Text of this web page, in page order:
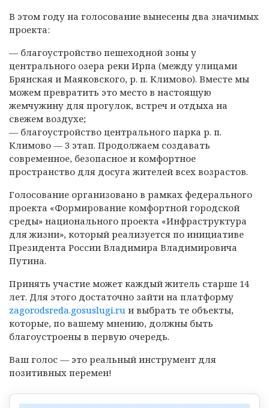
В этом году на голосование вынесены два значимых
проекта:
— благоустройство пешеходной зоны у
центрального озера реки Ирпа (между улицами
Брянская и Маяковского, р. п. Климово). Вместе мы
можем превратить это место в настоящую
жемчужину для прогулок, встреч и отдыха на
свежем воздухе;
— благоустройство центрального парка р. п.
Климово — 3 этап. Продолжаем создавать
современное, безопасное и комфортное
пространство для досуга жителей всех возрастов.
Голосование организовано в рамках федерального
проекта «Формирование комфортной городской
среды» национального проекта «Инфраструктура
для жизни», который реализуется по инициативе
Президента России Владимира Владимировича
Путина.
Принять участие может каждый житель старше 14
лет. Для этого достаточно зайти на платформу
zagorodsreda.gosuslugi.ru и выбрать те объекты,
которые, по вашему мнению, должны быть
благоустроены в первую очередь.
Ваш голос — это реальный инструмент для
позитивных перемен!